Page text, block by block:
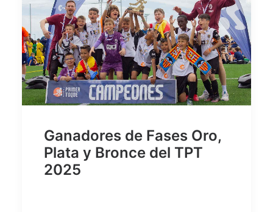
Ganadores de Fases Oro,
Plata y Bronce del TPT
2025